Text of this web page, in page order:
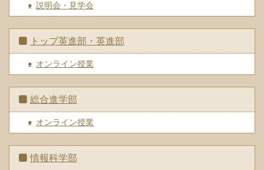
説明会・見学会
トップ英進部・英進部
オンライン授業
総合進学部
オンライン授業
情報科学部